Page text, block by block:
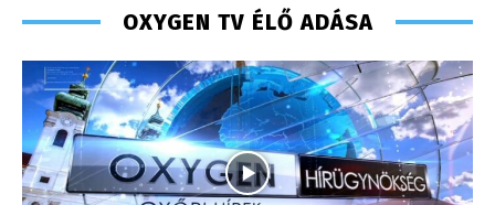
OXYGEN TV ÉLŐ ADÁSA